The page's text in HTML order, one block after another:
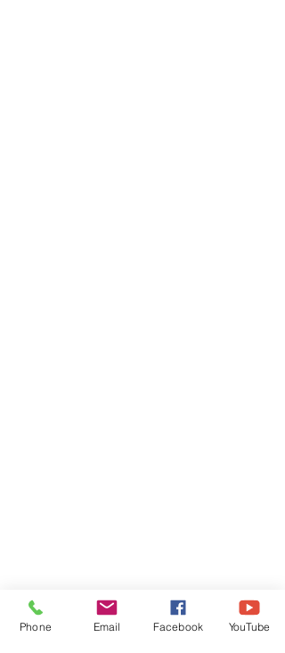
Phone Email Facebook YouTube